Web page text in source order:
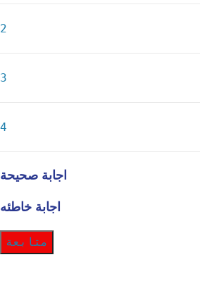
2
3
4
اجابة صحيحة
اجابة خاطئه
متابعة